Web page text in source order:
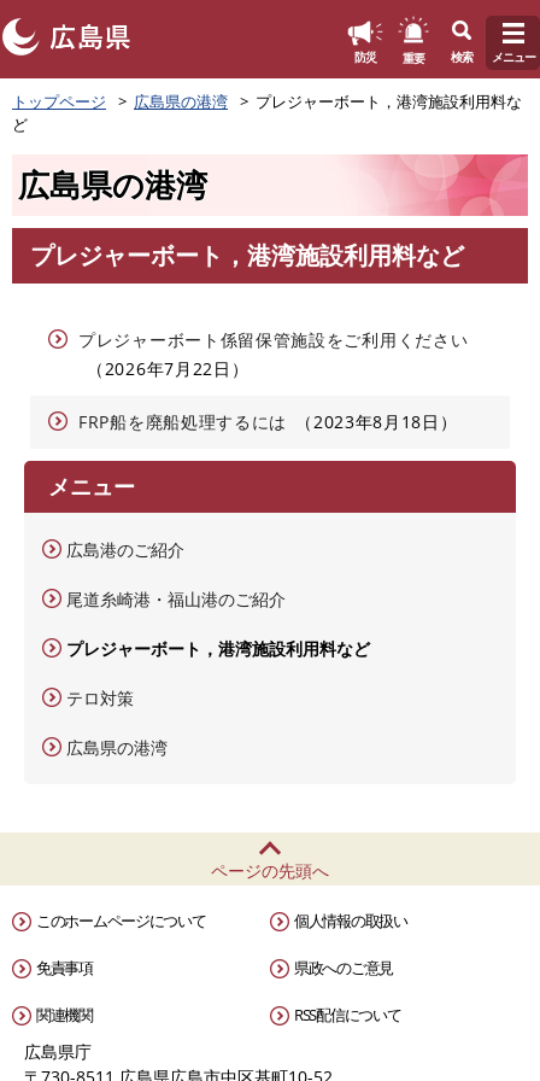
ペ
ー
ジ
。
防災 重要 検索 メニュー
トップページ 広島県の港湾
プレジャーボート，港湾施設利用料な
ど
広島県の港湾
文
プレジャーボート，港湾施設利用料など
プレジャーボート係留保管施設をご利用ください
2026年7月22日
FRP船を廃船処理するには 2023年8月18日
メニュー
広島港のご紹介
尾道糸崎港・福山港のご紹介
プレジャーボート，港湾施設利用料など
テロ対策
広島県の港湾
ページの先頭へ
このホームページについて 個人情報の取扱い
免責事項 県政へのご意見
関連機関 RSS配信について
広島県庁